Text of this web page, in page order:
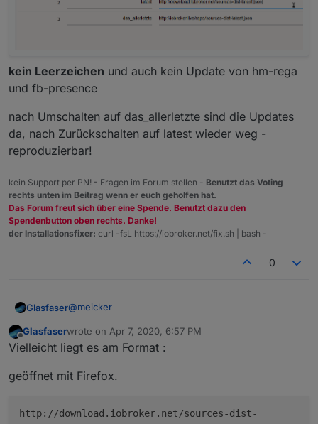
kein Leerzeichen und auch kein Update von hm-rega
und fb-presence
nach Umschalten auf das_allerletzte sind die Updates
da, nach Zurückschalten auf latest wieder weg -
reproduzierbar!
kein Support per PN! - Fragen im Forum stellen - Benutzt das Voting
rechts unten im Beitrag wenn er euch geholfen hat.
Das Forum freut sich über eine Spende. Benutzt dazu den
Spendenbutton oben rechts. Danke!
der Installationsfixer: curl -fsL https://iobroker.net/fix.sh | bash -
0
Glasfaser@meicker
kann ich mir auch nicht vorstellen , das du ein -NO
DATA- hast , ich denke mal eher durch das ganze hin
Offline
Glasfaserwrote on Apr 7, 2020, 6:57 PM
last edited by
Vielleicht liegt es am Format :
geöffnet mit Firefox.
http://download.iobroker.net/sources-dist-